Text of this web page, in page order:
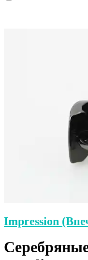
Impression